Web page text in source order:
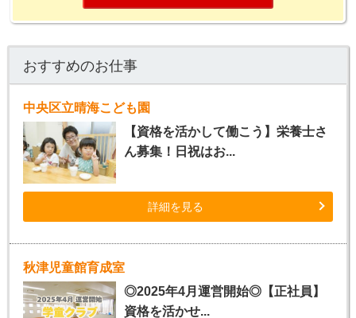
おすすめのお仕事
中央区立晴海こども園
【資格を活かして働こう】栄養士さ
ん募集！日祝はお...
詳細を見る
秋津児童館育成室
◎2025年4月運営開始◎【正社員】
資格を活かせ...